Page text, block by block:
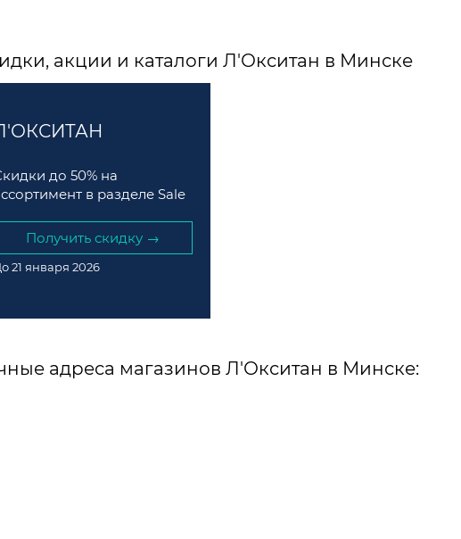
акции и каталоги Л'Окситан в Минске
до 50% на
в разделе Sale
Получить скидку →
21 января 2026
адреса магазинов Л'Окситан в Минске: